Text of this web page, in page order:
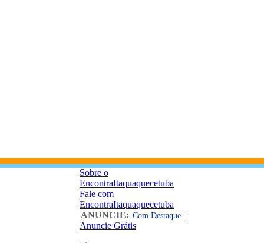
Sobre o
EncontraItaquaquecetuba
Fale com
EncontraItaquaquecetuba
ANUNCIE: Com Destaque |
Anuncie Grátis